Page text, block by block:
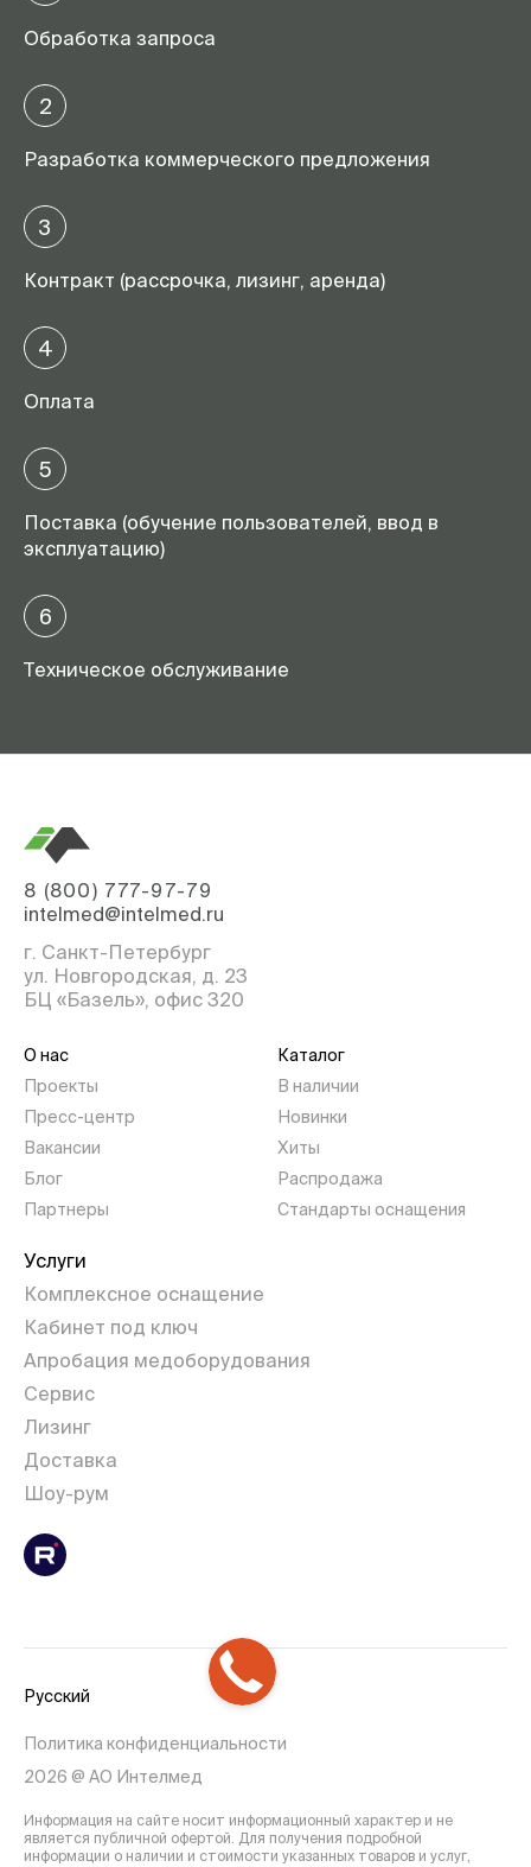
Обработка запроса
2
Разработка коммерческого предложения
3
Контракт (рассрочка, лизинг, аренда)
4
Оплата
5
Поставка (обучение пользователей, ввод в
эксплуатацию)
6
Техническое обслуживание
8 (800) 777-97-79
intelmed@intelmed.ru
г. Санкт-Петербург
ул. Новгородская, д. 23
БЦ «Базель», офис 320
О нас
Проекты
Пресс-центр
Вакансии
Блог
Партнеры
Каталог
В наличии
Новинки
Хиты
Распродажа
Стандарты оснащения
Услуги
Комплексное оснащение
Кабинет под ключ
Апробация медоборудования
Сервис
Лизинг
Доставка
Шоу-рум
Русский
Политика конфиденциальности
2026 @ АО Интелмед
Информация на сайте носит информационный характер и не
является публичной офертой. Для получения подробной
информации о наличии и стоимости указанных товаров и услуг,